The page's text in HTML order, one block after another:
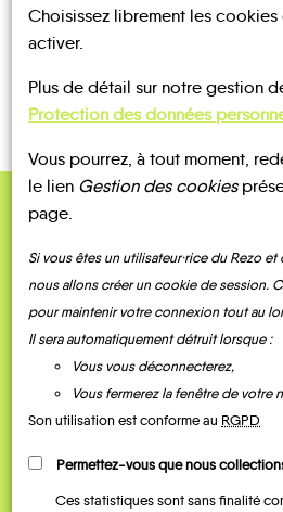
Choisissez librement les cookies
activer.
Plus de détail sur notre gestion
Protection des données
Vous pourrez, à tout moment,
le lien Gestion des cookies
page.
Si vous êtes un utilisateur·rice du Rezo
nous allons créer un cookie de session.
pour maintenir votre connexion tout au
Il sera automatiquement détruit lorsque :
Vous vous déconnecterez,
Vous fermerez la fenêtre de votre
Son utilisation est conforme au RGPD
Permettez-vous que nous
Ces statistiques sont sans finalité